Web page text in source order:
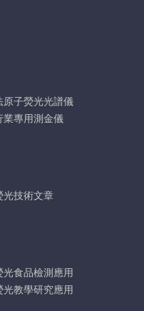
原子熒光光譜儀
業專用測金儀
光技術文章
光食品檢測應用
光教學研究應用